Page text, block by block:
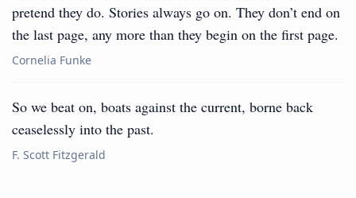
pretend they do. Stories always go on. They don’t end on
the last page, any more than they begin on the first page.
Cornelia Funke
So we beat on, boats against the current, borne back
ceaselessly into the past.
F. Scott Fitzgerald